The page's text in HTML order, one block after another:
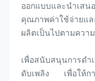
ออกแบบและนําเสน
คุณภาพค่าใช้จ่ายแ
ผลิตเป็นไปตามควา
เพื่อสนับสนุนการดํา
ดับเพลิง เพื่อให้ก